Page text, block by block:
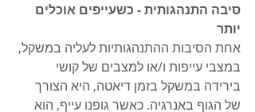
סיבה התנהגותית - כשעייפים אוכלים
יותר
אחת הסיבות ההתנהגותיות לעליה במשקל,
במצבי עייפות ו/או למצבים של קושי
בירידה במשקל בזמן דיאטה, היא הצורך
של הגוף באנרגיה. כאשר גופנו עייף, הוא